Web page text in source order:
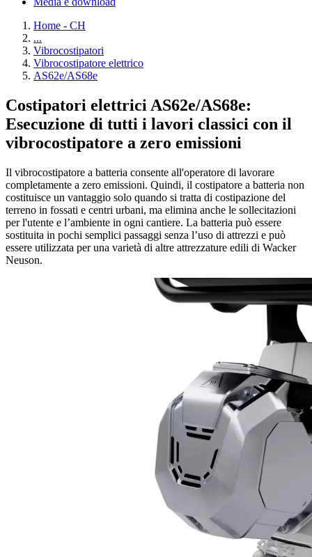
Home - CH
...
Vibrocostipatori
Vibrocostipatore elettrico
AS62e/AS68e
Costipatori elettrici AS62e/AS68e:
Esecuzione di tutti i lavori classici con il
vibrocostipatore a zero emissioni
Il vibrocostipatore a batteria consente all'operatore di lavorare
completamente a zero emissioni. Quindi, il costipatore a batteria non
costituisce un vantaggio solo quando si tratta di costipazione del
terreno in fossati e centri urbani, ma elimina anche le sollecitazioni
per l'utente e l’ambiente in ogni cantiere. La batteria può essere
sostituita in pochi semplici passaggi senza l’uso di attrezzi e può
essere utilizzata per una varietà di altre attrezzature edili di Wacker
Neuson.